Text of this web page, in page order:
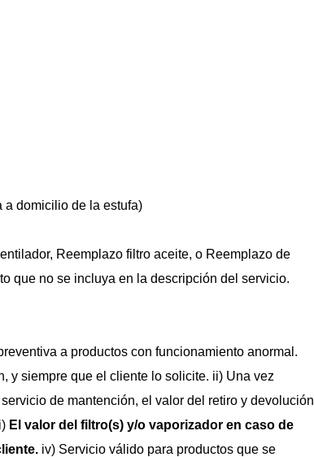
a domicilio de la estufa)
Reemplazo filtro aceite, o Reemplazo de
que no se incluya en la descripción del servicio.
a productos con funcionamiento anormal.
y siempre que el cliente lo solicite. ii) Una vez
de mantención, el valor del retiro y devolución
El valor del filtro(s) y/o vaporizador en caso de
iv) Servicio válido para productos que se